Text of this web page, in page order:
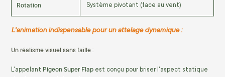
Rotation Système pivotant (face au vent)
L'animation indispensable pour un attelage dynamique :
Un réalisme visuel sans faille :
L'appelant Pigeon Super Flap est conçu pour briser l'aspect statique